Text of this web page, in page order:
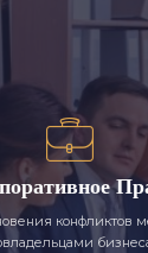
конфликтов